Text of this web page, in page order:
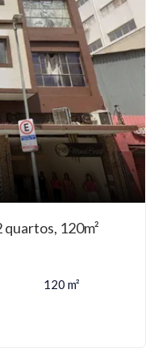
120m²
120 m²